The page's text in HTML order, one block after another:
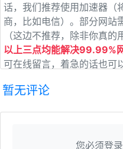
话，我们推荐使用加速器（
商，比如电信）。部分网
（这边不推荐，除非你真的
以上三点均能解决99.99%
可在线留言，着急的话也可
暂无评论
您必须登